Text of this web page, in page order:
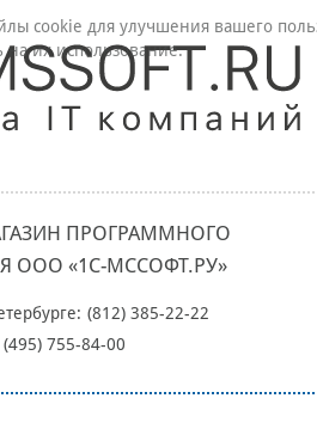
ПРОГРАММНОГО
ООО «1С-МССОФТ.РУ»
(812) 385-22-22
(495) 755-84-00
cookie для улучшения вашего
на их использование.